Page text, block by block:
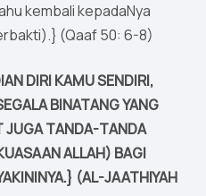
kembali kepadaNya
(Qaaf 50: 6-8)
DIRI KAMU SENDIRI,
BINATANG YANG
JUGA TANDA-TANDA
ALLAH) BAGI
(AL-JAATHIYAH